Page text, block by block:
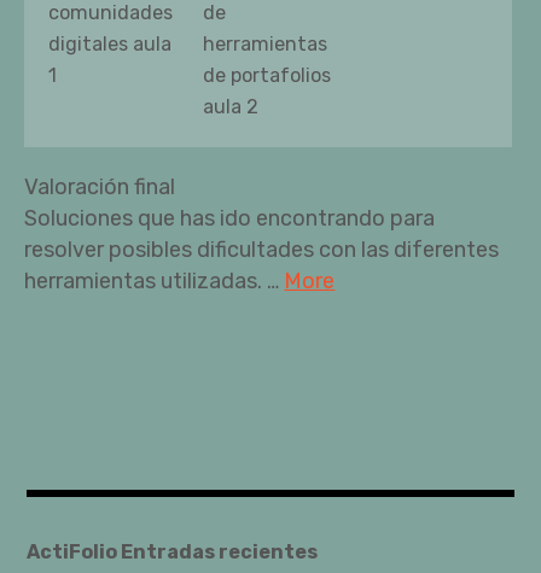
comunidades
digitales aula
1
de
herramientas
de portafolios
aula 2
Valoración final
Soluciones que has ido encontrando para
resolver posibles dificultades con las diferentes
herramientas utilizadas. … More
ActiFolio Entradas recientes